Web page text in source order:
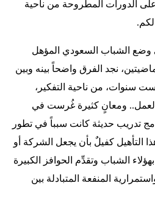
الدورات المطروحة من ناحية
الشباب السعودي المؤهل
نجد الفرق واضحاً بينه وبين
سنوات، من ناحية التفكير،
العمل.. ومعانٍ كثيرة غُرست في
تدريب حديثة كانت سبباً في تطور
التأهيل كفيلٌ بأن يجعل الشركة أو
الشباب وتقدِّم الحوافز الكبيرة
المنفعة المتبادلة بين